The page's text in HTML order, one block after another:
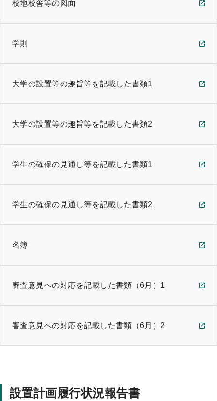
校地校舎等の図面
学則
大学の設置等の趣旨等を記載した書類1
大学の設置等の趣旨等を記載した書類2
学生の確保の見通し等を記載した書類1
学生の確保の見通し等を記載した書類2
名簿
審査意見への対応を記載した書類（6月）1
審査意見への対応を記載した書類（6月）2
設置計画履行状況報告書